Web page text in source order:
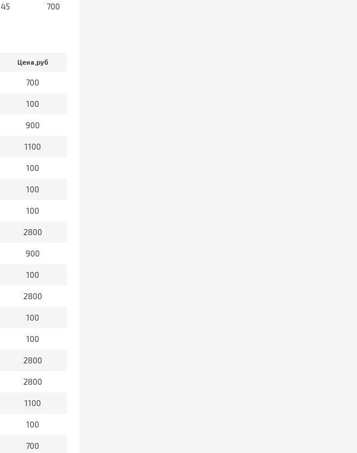
45 700
Цена,руб
700
100
900
1100
100
100
100
2800
900
100
2800
100
100
2800
2800
1100
100
700